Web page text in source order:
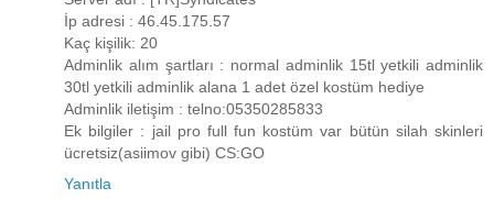
İp adresi : 46.45.175.57
Kaç kişilik: 20
Adminlik alım şartları : normal adminlik 15tl yetkili adminlik
30tl yetkili adminlik alana 1 adet özel kostüm hediye
Adminlik iletişim : telno:05350285833
Ek bilgiler : jail pro full fun kostüm var bütün silah skinleri
ücretsiz(asiimov gibi) CS:GO
Yanıtla